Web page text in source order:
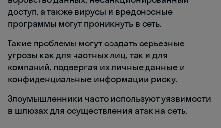
доступ, а также вирусы и вредоносные
программы могут проникнуть в сеть.
Такие проблемы могут создать серьезные
угрозы как для частных лиц, так и для
компаний, подвергая их личные данные и
конфиденциальные информации риску.
Злоумышленники часто используют уязвимости
в шлюзах для осуществления атак на сеть.